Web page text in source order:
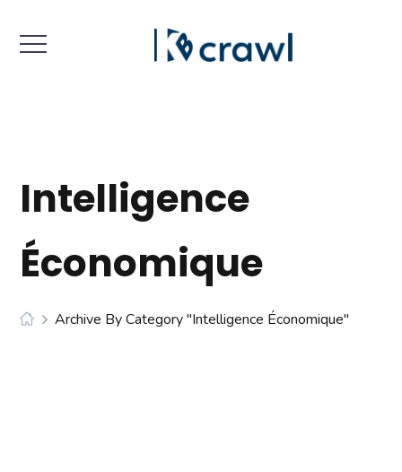
Intelligence
Économique
Archive By Category "Intelligence Économique"